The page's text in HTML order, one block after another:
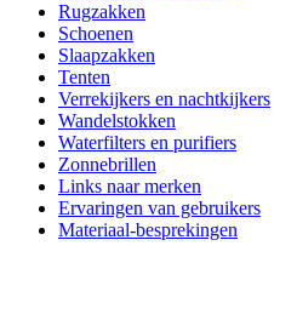
Rugzakken
Schoenen
Slaapzakken
Tenten
Verrekijkers en nachtkijkers
Wandelstokken
Waterfilters en purifiers
Zonnebrillen
Links naar merken
Ervaringen van gebruikers
Materiaal-besprekingen